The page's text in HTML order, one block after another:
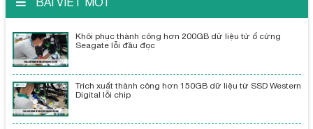
Khôi phục thành công hơn 200GB dữ liệu từ ổ cứng
Seagate lỗi đầu đọc
Trích xuất thành công hơn 150GB dữ liệu từ SSD Western
Digital lỗi chip